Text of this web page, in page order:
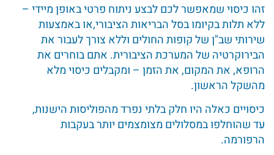
זהו כיסוי שמאפשר לכם לבצע ניתוח פרטי באופן מיידי –
ללא תלות בקיומו בסל הבריאות הציבורי,או באמצעות
שירותי שב"ן של קופות החולים וללא צורך לעבור את
הבירוקרטיה של המערכת הציבורית. אתם בוחרים את
הרופא, את המקום, את הזמן – ומקבלים כיסוי מלא
מהשקל הראשון.
כיסויים כאלה היו חלק בלתי נפרד מהפוליסות הישנות,
עד שהוחלפו במסלולים מצומצמים יותר בעקבות
הרפורמה.